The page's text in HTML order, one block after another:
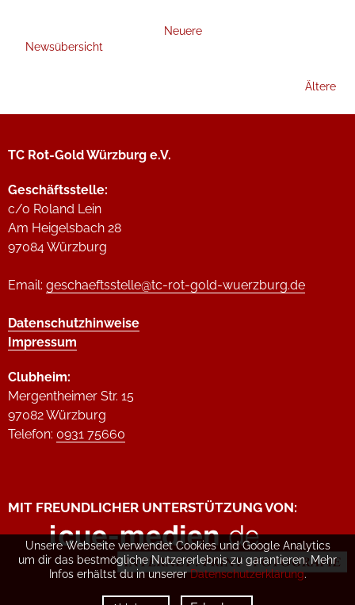
Neuere
Newsübersicht
Ältere
TC Rot-Gold Würzburg e.V.
Geschäftsstelle:
c/o Roland Lein
Am Heigelsbach 28
97084 Würzburg
Email: geschaeftsstelle@tc-rot-gold-wuerzburg.de
Datenschutzhinweise
Impressum
Clubheim:
Mergentheimer Str. 15
97082 Würzburg
Telefon: 0931 75660
MIT FREUNDLICHER UNTERSTÜTZUNG VON:
Unsere Webseite verwendet Cookies und Google Analytics
um dir das bestmögliche Nutzererlebnis zu garantieren. Mehr
Infos erhältst du in unsererDatenschutzerklärung.